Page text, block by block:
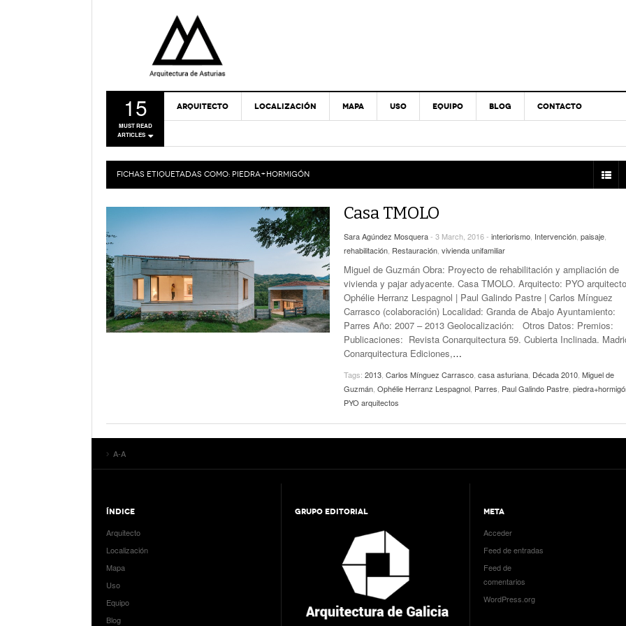
15
MUST READ
ARTICLES
ARQUITECTO LOCALIZACIÓN MAPA USO EQUIPO BLOG CONTACTO
FICHAS ETIQUETADAS COMO: PIEDRA+HORMIGÓN
Casa TMOLO
Sara Agúndez Mosquera- 3 March, 2016 - interiorismo Intervención paisaje
rehabilitación Restauración vivienda unifamiliar
Miguel de Guzmán Obra: Proyecto de rehabilitación y ampliación de
vivienda y pajar adyacente. Casa TMOLO. Arquitecto: PYO
Ophélie Herranz Lespagnol | Paul Galindo Pastre | Carlos Mínguez
Carrasco (colaboración) Localidad: Granda de Abajo Ayuntamiento:
Parres Año: 2007 – 2013 Geolocalización: Otros Datos: Premios:
Publicaciones: Revista Conarquitectura 59. Cubierta Inclinada.
Conarquitectura Ediciones,…
Tags: 2013 Carlos Mínguez Carrasco casa asturiana Década 2010 Miguel de
Guzmán Ophélie Herranz Lespagnol Parres Paul Galindo Pastre
PYO arquitectos
A-A
ÍNDICE
Arquitecto
Localización
Mapa
Uso
Equipo
Blog
GRUPO EDITORIAL META
Acceder
Feed de entradas
Feed de
comentarios
WordPress.org